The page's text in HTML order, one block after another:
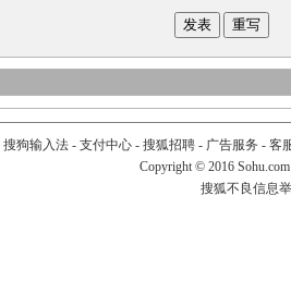
搜狗输入法- 支付中心- 搜狐招聘- 广告服务 - 客
Copyright © 2016
搜狐不良信息